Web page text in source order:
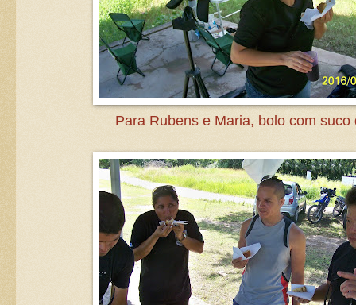
Para Rubens e Maria, bolo com suco